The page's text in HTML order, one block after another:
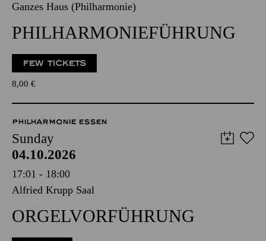
Ganzes Haus (Philharmonie)
PHILHARMONIEFÜHRUNG
FEW TICKETS
8,00 €
PHILHARMONIE ESSEN
Sunday
04.10.2026
17:01 - 18:00
Alfried Krupp Saal
ORGELVORFÜHRUNG